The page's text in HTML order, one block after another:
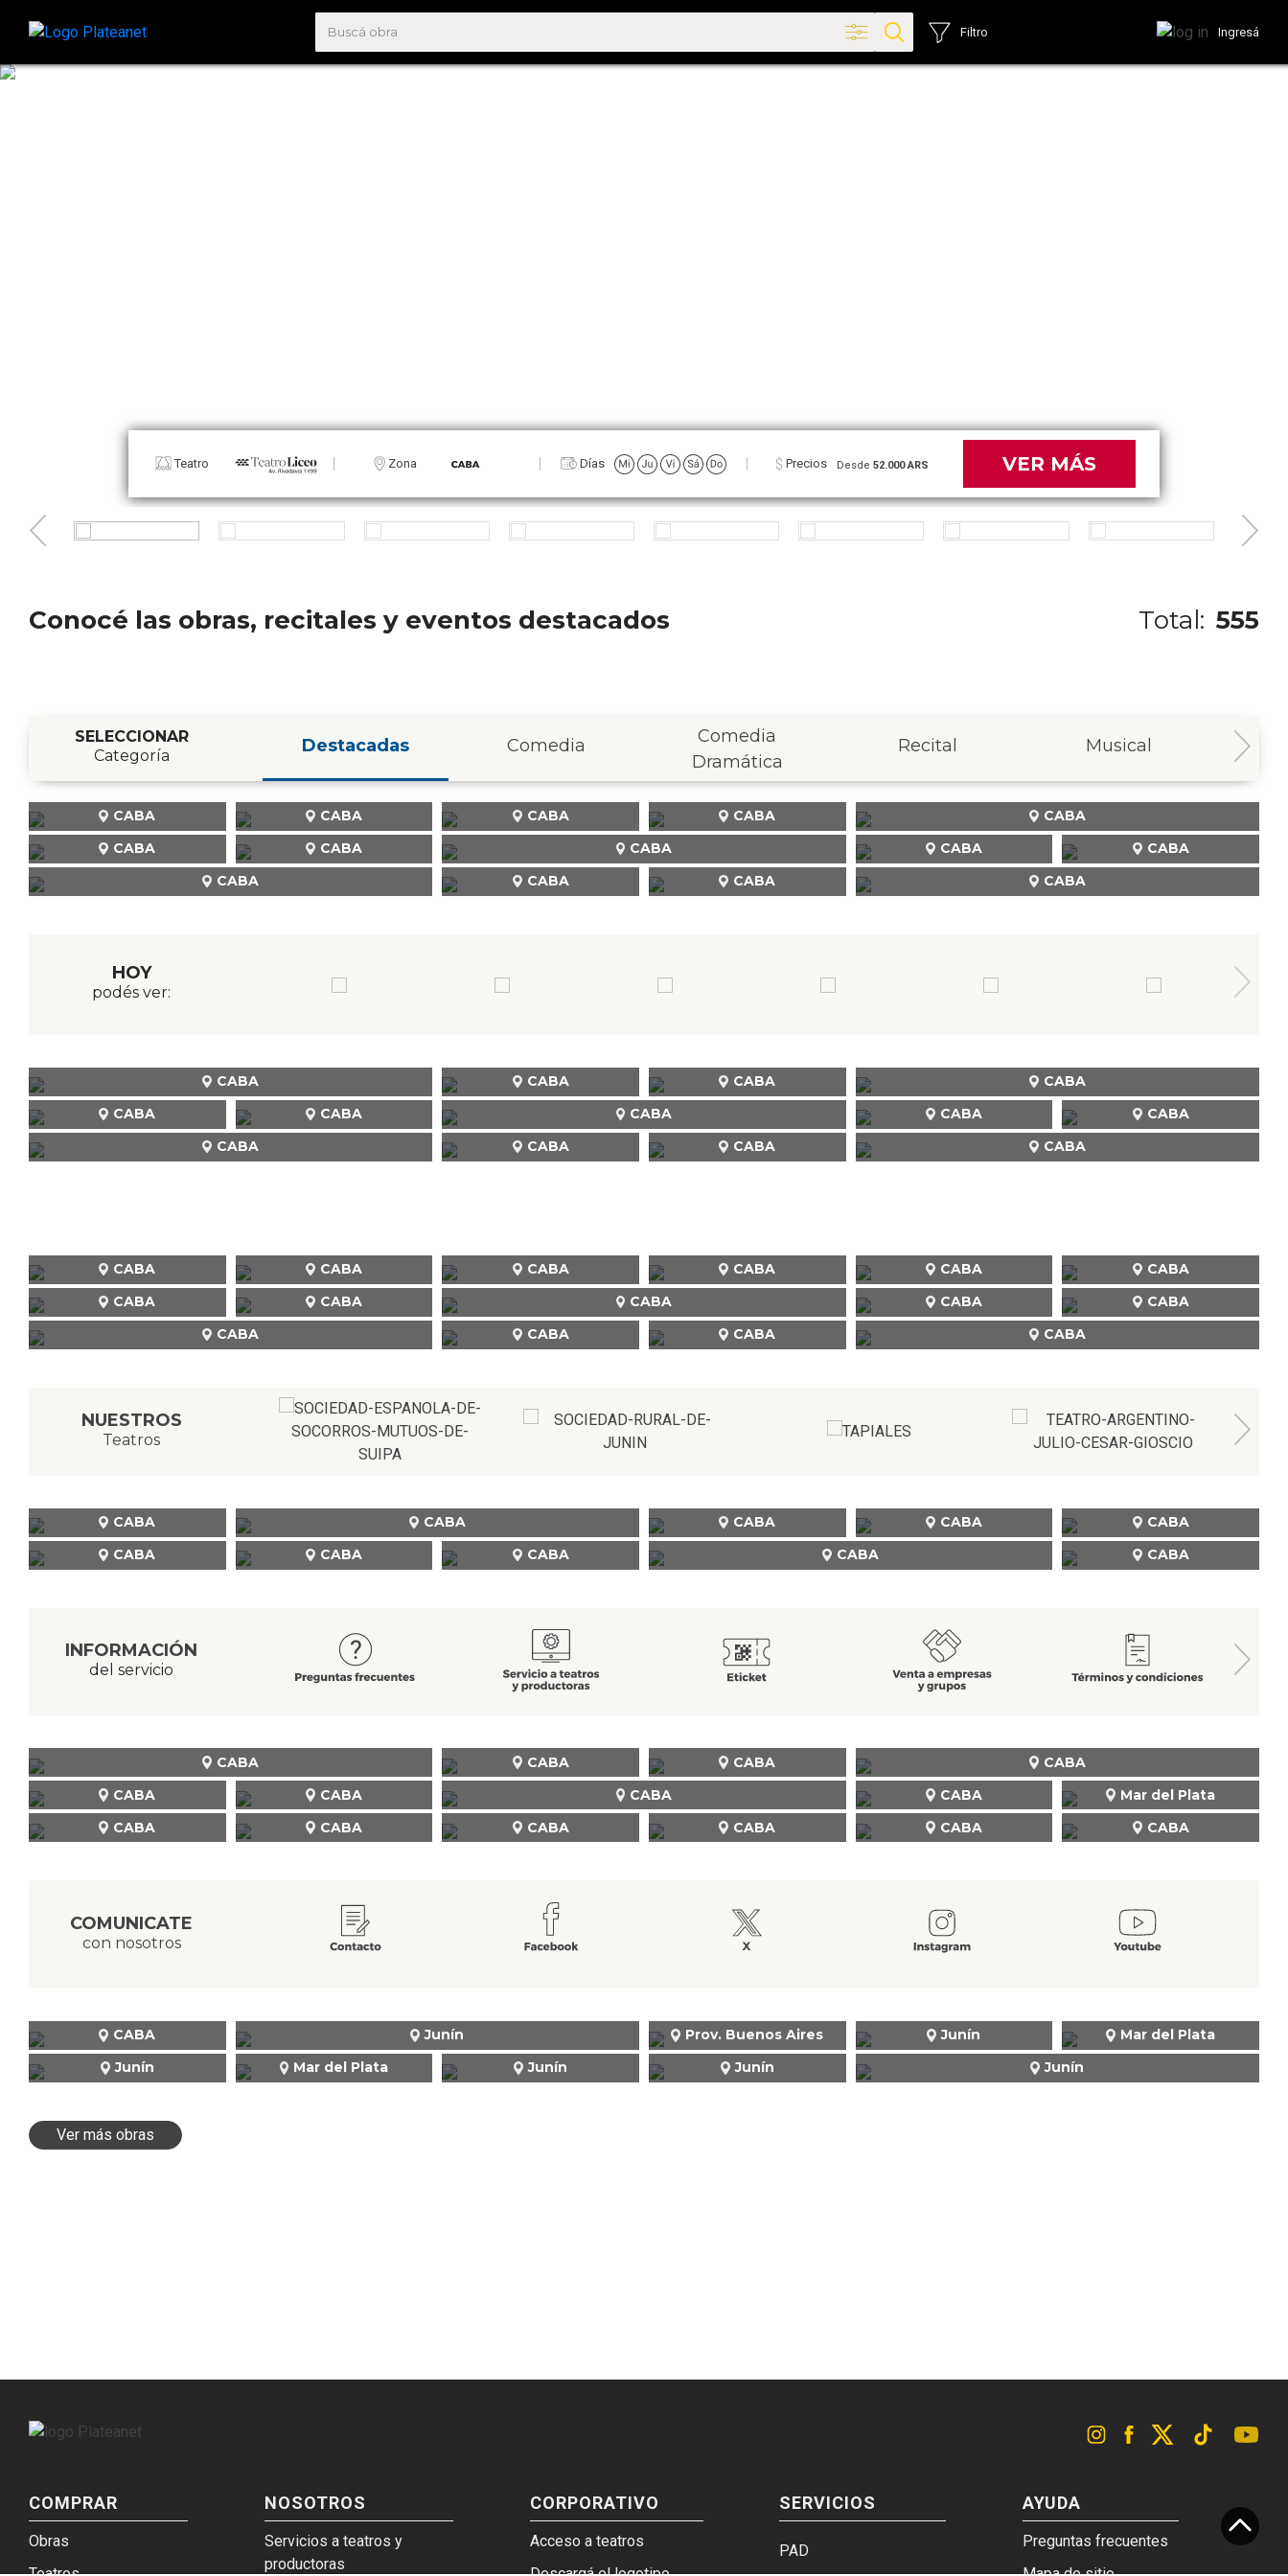
Filtro Ingresá
Teatro Zona Días Precios Desde52.000 ARS VER MÁS
Conocé las obras, recitales y eventos destacados Total: 555
SELECCIONAR
Categoría
Destacadas Comedia
Comedia
Dramática
Recital Musical
CABA CABA CABA CABA
CABA
CABA
CABA CABA CABA
CABA
CABA
CABA CABA CABA
HOY
podés ver:
CABA CABA CABA
CABA
CABA
CABA CABA CABA
CABA
CABA
CABA CABA CABA
CABA CABA CABA CABA CABA
CABA
CABA
CABA CABA CABA
CABA
CABA
CABA CABA CABA
NUESTROS
Teatros
CABA CABA CABA CABA
CABA
CABA
CABA CABA CABA CABA
INFORMACIÓN
del servicio
CABA CABA CABA
CABA
CABA
CABA CABA CABA
Mar del Plata
CABA
CABA CABA CABA CABA CABA
COMUNICATE
con nosotros
CABA Junín Prov. Buenos Aires Junín
Mar del Plata
Junín
Mar del Plata Junín Junín Junín
Ver más obras
COMPRAR
Obras
NOSOTROS
Servicios a teatros y
productoras
CORPORATIVO
Acceso a teatros
SERVICIOS
PAD
AYUDA
Preguntas frecuentes